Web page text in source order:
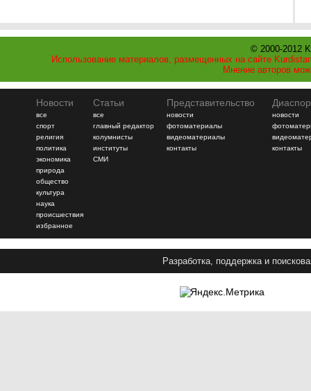
© 2000-2012
Использование материалов, размещенных на сайте
Мнение авторов
Новости
все
спорт
религия
политика
экономика
природа
общество
культура
наука
происшествия
избранное
Статьи
все
главный редактор
колумнисты
институты
СМИ
Представительство
новости
фотоматериалы
видеоматериалы
контакты
новости
контакты
Разработка, поддержка и